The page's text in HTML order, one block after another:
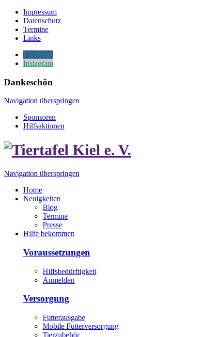
Impressum
Datenschutz
Termine
Links
Facebook
Instagram
Dankeschön
Navigation überspringen
Sponsoren
Hilfsaktionen
Navigation überspringen
Home
Neuigkeiten
Blog
Termine
Presse
Hilfe bekommen
Voraussetzungen
Hilfsbedürftigkeit
Anmelden
Versorgung
Futterausgabe
Mobile Futterversorgung
Tierzubehör